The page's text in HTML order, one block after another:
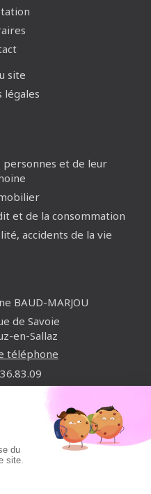
site
légales
et de leur
et de la consommation
accidents de la vie
BAUD-MARJOU
de Savoie
en-Sallaz
téléphone
9h